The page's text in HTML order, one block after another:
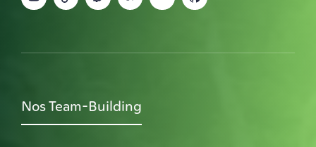
Nos Team-Building